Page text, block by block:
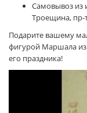
Самовывоз из
Троещина, пр-
Подарите вашему
фигурой Маршала из
его праздника!